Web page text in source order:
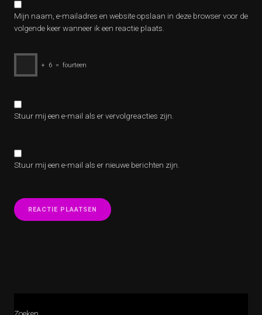
Mijn naam, e-mailadres en website opslaan in deze browser voor de
volgende keer wanneer ik een reactie plaats.
+ 6 = fourteen
Stuur mij een e-mail als er vervolgreacties zijn.
Stuur mij een e-mail als er nieuwe berichten zijn.